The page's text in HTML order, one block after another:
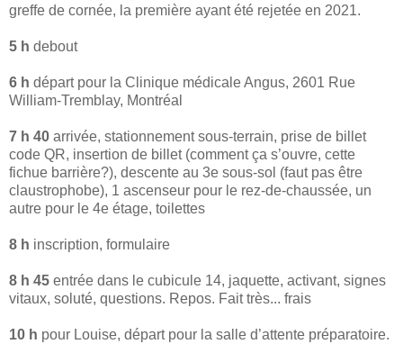
greffe de cornée, la première ayant été rejetée en 2021.
5 h debout
6 h départ pour la Clinique médicale Angus, 2601 Rue
William-Tremblay, Montréal
7 h 40 arrivée, stationnement sous-terrain, prise de billet
code QR, insertion de billet (comment ça s’ouvre, cette
fichue barrière?), descente au 3e sous-sol (faut pas être
claustrophobe), 1 ascenseur pour le rez-de-chaussée, un
autre pour le 4e étage, toilettes
8 h inscription, formulaire
8 h 45 entrée dans le cubicule 14, jaquette, activant, signes
vitaux, soluté, questions. Repos. Fait très... frais
10 h pour Louise, départ pour la salle d’attente préparatoire.